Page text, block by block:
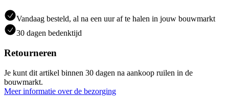
Vandaag besteld, al na een uur af te halen in jouw bouwmarkt
30 dagen bedenktijd
Retourneren
Je kunt dit artikel binnen 30 dagen na aankoop ruilen in de
bouwmarkt.
Meer informatie over de bezorging